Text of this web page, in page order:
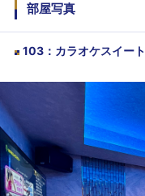
部屋写真
103 ： カラオケスイート